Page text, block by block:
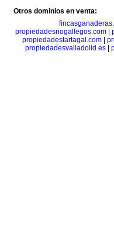
Otros dominios en venta:
propiedadesriogallegos.com|
propiedadestartagal.com|
propiedadesvalladolid.es